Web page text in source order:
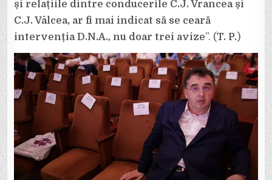
și relațiile dintre conducerile C.J. Vrancea și
C.J. Vâlcea, ar fi mai indicat să se ceară
intervenția D.N.A., nu doar trei avize”. (T. P.)